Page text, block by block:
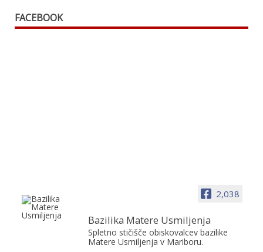
FACEBOOK
2,038
Bazilika Matere Usmiljenja
Spletno stičišče obiskovalcev bazilike
Matere Usmiljenja v Mariboru.